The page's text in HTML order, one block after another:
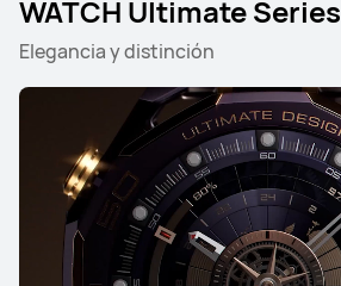
WATCH Ultimate Series
Elegancia y distinción